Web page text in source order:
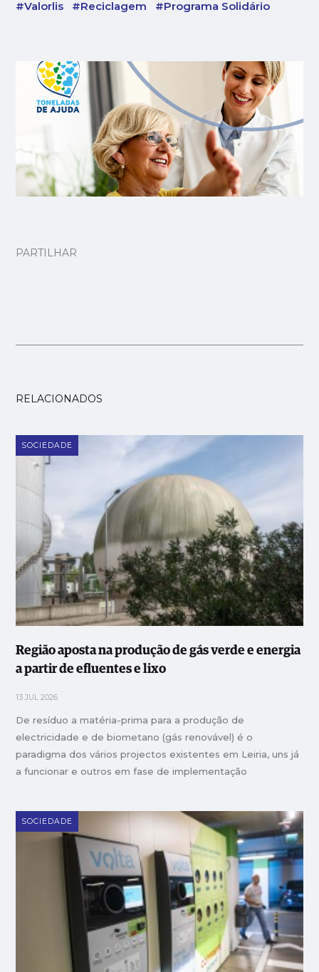
#Valorlis #Reciclagem #Programa Solidário
PARTILHAR
RELACIONADOS
SOCIEDADE
Região aposta na produção de gás verde e energia
a partir de efluentes e lixo
13 JUL 2026
De resíduo a matéria-prima para a produção de
electricidade e de biometano (gás renovável) é o
paradigma dos vários projectos existentes em Leiria, uns já
a funcionar e outros em fase de implementação
SOCIEDADE